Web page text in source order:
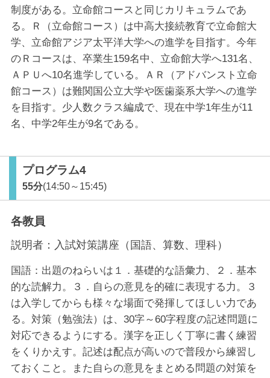
制度がある。立命館コースと同じカリキュラムであ
る。Ｒ（立命館コース）は中高大接続教育で立命館大
学、立命館アジア太平洋大学への進学を目指す。今年
のＲコースは、卒業生159名中、立命館大学へ131名、
ＡＰＵへ10名進学している。ＡＲ（アドバンスト立命
館コース）は難関国公立大学や医歯薬系大学への進学
を目指す。少人数クラス編成で、現在中学1年生が11
名、中学2年生が9名である。
プログラム4
55分(14:50～15:45)
各教員
説明者： 入試対策講座（国語、算数、理科）
国語：出題のねらいは１．基礎的な語彙力、２．基本
的な読解力。３．自らの意見を的確に表現する力。３
は入学してからも様々な場面で発揮してほしい力であ
る。対策（勉強法）は、30字～60字程度の記述問題に
対応できるようにする。漢字を正しく丁寧に書く練習
をくりかえす。記述は配点が高いので普段から練習し
ておくこと。また自らの意見をまとめる問題の対策を